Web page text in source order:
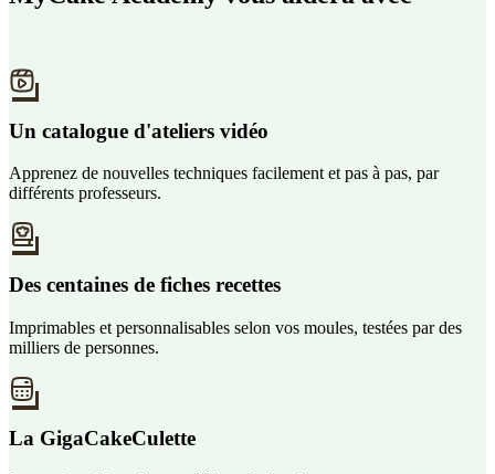
Un catalogue d'ateliers vidéo
Apprenez de nouvelles techniques facilement et pas à pas, par
différents professeurs.
Des centaines de fiches recettes
Imprimables et personnalisables selon vos moules, testées par des
milliers de personnes.
La GigaCakeCulette